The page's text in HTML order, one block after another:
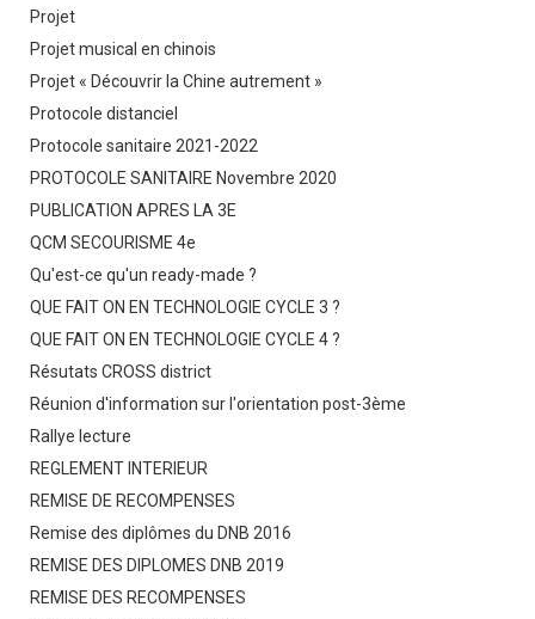
Projet
Projet musical en chinois
Projet « Découvrir la Chine autrement »
Protocole distanciel
Protocole sanitaire 2021-2022
PROTOCOLE SANITAIRE Novembre 2020
PUBLICATION APRES LA 3E
QCM SECOURISME 4e
Qu'est-ce qu'un ready-made ?
QUE FAIT ON EN TECHNOLOGIE CYCLE 3 ?
QUE FAIT ON EN TECHNOLOGIE CYCLE 4 ?
Résutats CROSS district
Réunion d'information sur l'orientation post-3ème
Rallye lecture
REGLEMENT INTERIEUR
REMISE DE RECOMPENSES
Remise des diplômes du DNB 2016
REMISE DES DIPLOMES DNB 2019
REMISE DES RECOMPENSES